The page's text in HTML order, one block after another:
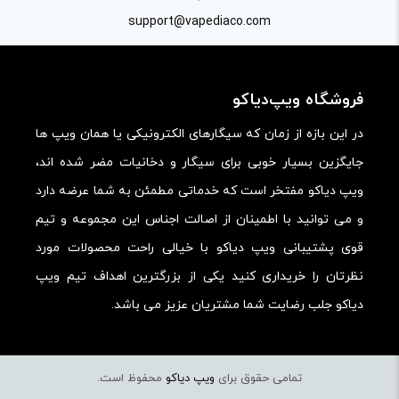
support@vapediaco.com
فروشگاه ویپ‌دیاکو
در این بازه از زمان که سیگارهای الکترونیکی یا همان ویپ ها
جایگزین بسیار خوبی برای سیگار و دخانیات مضر شده اند،
ویپ دیاکو مفتخر است که خدماتی مطمئن به شما عرضه دارد
و می توانید با اطمینان از اصالت اجناس این مجموعه و تیم
قوی پشتیبانی ویپ دیاکو با خیالی راحت محصولات مورد
نظرتان را خریداری کنید یکی از بزرگترین اهداف تیم ویپ
دیاکو جلب رضایت شما مشتریان عزیز می باشد.
تمامی حقوق برای ویپ دیاکو محفوظ است.